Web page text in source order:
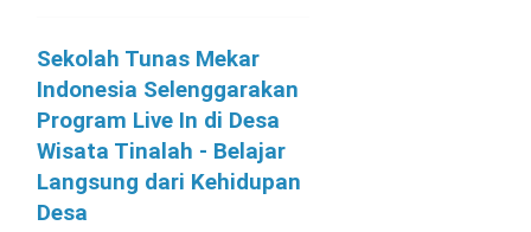
Sekolah Tunas Mekar
Indonesia Selenggarakan
Program Live In di Desa
Wisata Tinalah - Belajar
Langsung dari Kehidupan
Desa